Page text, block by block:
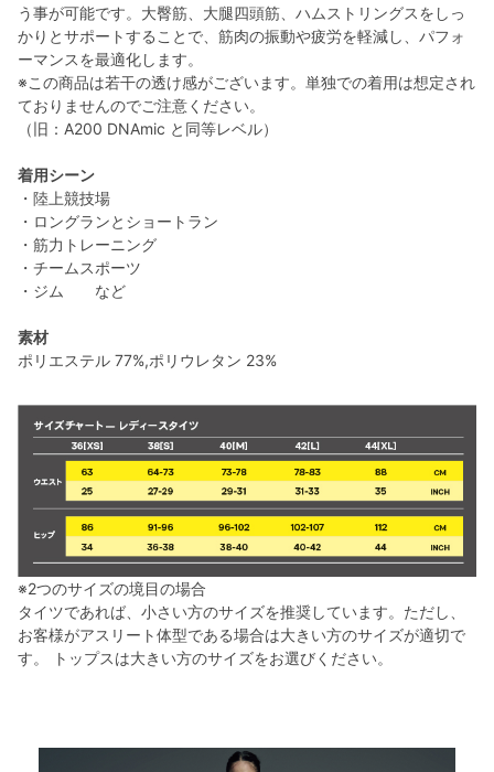
う事が可能です。大臀筋、大腿四頭筋、ハムストリングスをしっ
かりとサポートすることで、筋肉の振動や疲労を軽減し、パフォ
ーマンスを最適化します。
※この商品は若干の透け感がございます。単独での着用は想定され
ておりませんのでご注意ください。
（旧：A200 DNAmic と同等レベル）
着用シーン
・陸上競技場
・ロングランとショートラン
・筋力トレーニング
・チームスポーツ
・ジム など
素材
ポリエステル 77%,ポリウレタン 23%
※2つのサイズの境目の場合
タイツであれば、小さい方のサイズを推奨しています。ただし、
お客様がアスリート体型である場合は大きい方のサイズが適切で
す。 トップスは大きい方のサイズをお選びください。